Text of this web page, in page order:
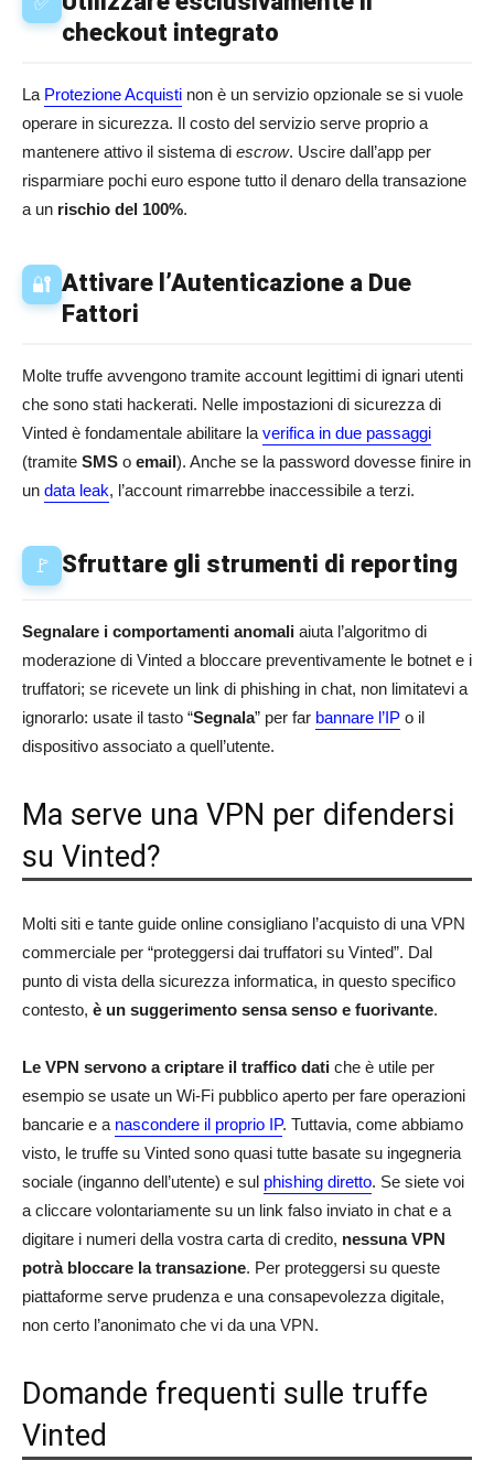
checkout integrato
La Protezione Acquisti non è un servizio opzionale se si vuole
operare in sicurezza. Il costo del servizio serve proprio a
mantenere attivo il sistema di escrow. Uscire dall’app per
risparmiare pochi euro espone tutto il denaro della transazione
a un rischio del 100%.
🔐 Attivare l’Autenticazione a Due
Fattori
Molte truffe avvengono tramite account legittimi di ignari utenti
che sono stati hackerati. Nelle impostazioni di sicurezza di
Vinted è fondamentale abilitare la verifica in due passaggi
(tramite SMS o email). Anche se la password dovesse finire in
un data leak, l’account rimarrebbe inaccessibile a terzi.
🚩 Sfruttare gli strumenti di reporting
Segnalare i comportamenti anomali aiuta l’algoritmo di
moderazione di Vinted a bloccare preventivamente le botnet e i
truffatori; se ricevete un link di phishing in chat, non limitatevi a
ignorarlo: usate il tasto “Segnala” per far bannare l’IP o il
dispositivo associato a quell’utente.
Ma serve una VPN per difendersi
su Vinted?
Molti siti e tante guide online consigliano l’acquisto di una VPN
commerciale per “proteggersi dai truffatori su Vinted”. Dal
punto di vista della sicurezza informatica, in questo specifico
contesto, è un suggerimento sensa senso e fuorivante.
Le VPN servono a criptare il traffico dati che è utile per
esempio se usate un Wi-Fi pubblico aperto per fare operazioni
bancarie e a nascondere il proprio IP. Tuttavia, come abbiamo
visto, le truffe su Vinted sono quasi tutte basate su ingegneria
sociale (inganno dell’utente) e sul phishing diretto. Se siete voi
a cliccare volontariamente su un link falso inviato in chat e a
digitare i numeri della vostra carta di credito, nessuna VPN
potrà bloccare la transazione. Per proteggersi su queste
piattaforme serve prudenza e una consapevolezza digitale,
non certo l’anonimato che vi da una VPN.
Domande frequenti sulle truffe
Vinted